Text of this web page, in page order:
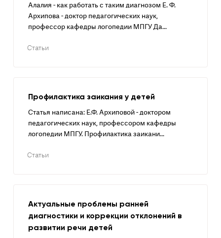
Алалия - как работать с таким диагнозом Е. Ф.
Архипова - доктор педагогических наук,
профессор кафедры логопедии МПГУ Да...
Статьи
Профилактика заикания у детей
Статья написана: Е.Ф. Архиповой - доктором
педагогических наук, профессором кафедры
логопедии МПГУ. Профилактика заикани...
Статьи
Актуальные проблемы ранней
диагностики и коррекции отклонений в
развитии речи детей